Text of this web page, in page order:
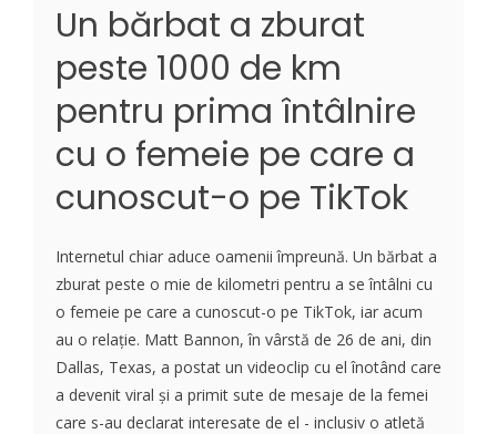
Un bărbat a zburat
peste 1000 de km
pentru prima întâlnire
cu o femeie pe care a
cunoscut-o pe TikTok
Internetul chiar aduce oamenii împreună. Un bărbat a
zburat peste o mie de kilometri pentru a se întâlni cu
o femeie pe care a cunoscut-o pe TikTok, iar acum
au o relație. Matt Bannon, în vârstă de 26 de ani, din
Dallas, Texas, a postat un videoclip cu el înotând care
a devenit viral și a primit sute de mesaje de la femei
care s-au declarat interesate de el - inclusiv o atletă